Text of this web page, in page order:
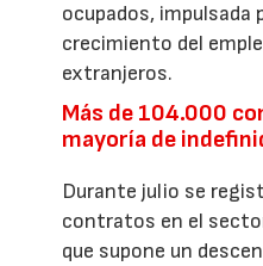
ocupados, impulsada
crecimiento del
extranjeros.
Más de 104.000
mayoría de
Durante julio se
contratos en el
que supone un